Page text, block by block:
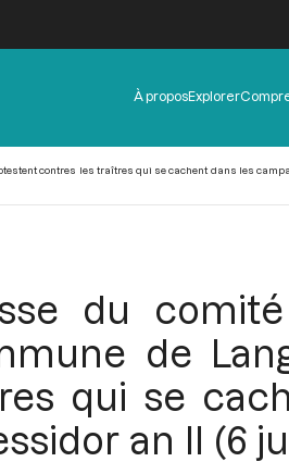
Menu
de
À proposExplorer
contres les traîtres qui se cachent dans les
du
de
qui se
an II (6